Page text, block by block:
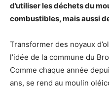
d’utiliser les déchets du
combustibles, mais aussi
Transformer des noyaux
l’idée de la commune du
Comme chaque année
ans, se rend au moulin